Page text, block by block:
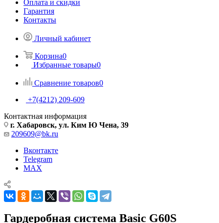
Оплата и скидки
Гарантия
Контакты
Личный кабинет
Корзина0
Избранные товары0
Сравнение товаров0
+7(4212) 209-609
Контактная информация
г. Хабаровск, ул. Ким Ю Чена, 39
209609@bk.ru
Вконтакте
Telegram
MAX
Гардеробная система Basic G60S